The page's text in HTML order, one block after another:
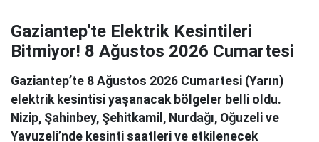
Gaziantep'te Elektrik Kesintileri
Bitmiyor! 8 Ağustos 2026 Cumartesi
Gaziantep’te 8 Ağustos 2026 Cumartesi (Yarın)
elektrik kesintisi yaşanacak bölgeler belli oldu.
Nizip, Şahinbey, Şehitkamil, Nurdağı, Oğuzeli ve
Yavuzeli’nde kesinti saatleri ve etkilenecek